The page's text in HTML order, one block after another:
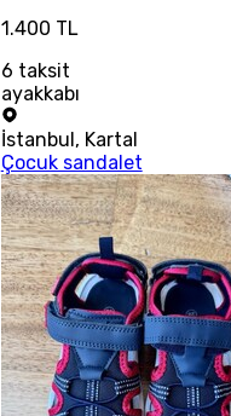
1.400 TL
6 taksit
ayakkabı
İstanbul , Kartal
Çocuk sandalet